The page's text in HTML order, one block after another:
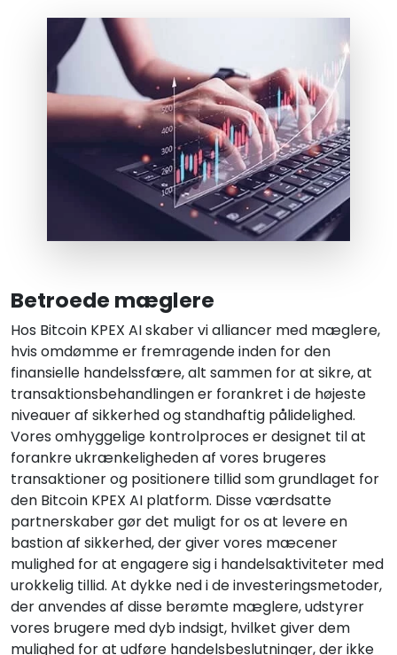
Betroede mæglere
Hos Bitcoin KPEX AI skaber vi alliancer med mæglere,
hvis omdømme er fremragende inden for den
finansielle handelssfære, alt sammen for at sikre, at
transaktionsbehandlingen er forankret i de højeste
niveauer af sikkerhed og standhaftig pålidelighed.
Vores omhyggelige kontrolproces er designet til at
forankre ukrænkeligheden af vores brugeres
transaktioner og positionere tillid som grundlaget for
den Bitcoin KPEX AI platform. Disse værdsatte
partnerskaber gør det muligt for os at levere en
bastion af sikkerhed, der giver vores mæcener
mulighed for at engagere sig i handelsaktiviteter med
urokkelig tillid. At dykke ned i de investeringsmetoder,
der anvendes af disse berømte mæglere, udstyrer
vores brugere med dyb indsigt, hvilket giver dem
mulighed for at udføre handelsbeslutninger, der ikke